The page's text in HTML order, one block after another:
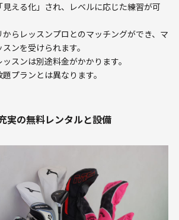
える化」され、レベルに応じた練習が可
からレッスンプロとのマッチングができ、マ
ンを受けられます。
スンは別途料金がかかります。
プランとは異なります。
実の無料レンタルと設備